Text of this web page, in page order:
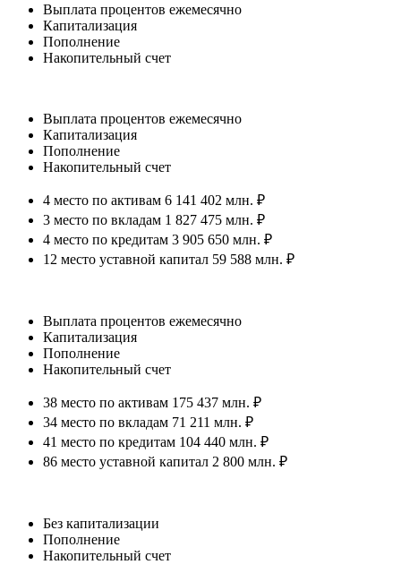
Выплата процентов ежемесячно
Капитализация
Пополнение
Накопительный счет
Выплата процентов ежемесячно
Капитализация
Пополнение
Накопительный счет
4 место по активам 6 141 402 млн. ₽
3 место по вкладам 1 827 475 млн. ₽
4 место по кредитам 3 905 650 млн. ₽
12 место уставной капитал 59 588 млн. ₽
Выплата процентов ежемесячно
Капитализация
Пополнение
Накопительный счет
38 место по активам 175 437 млн. ₽
34 место по вкладам 71 211 млн. ₽
41 место по кредитам 104 440 млн. ₽
86 место уставной капитал 2 800 млн. ₽
Без капитализации
Пополнение
Накопительный счет